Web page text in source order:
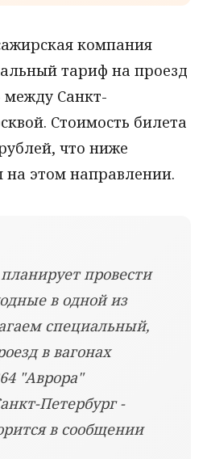
компания
тариф на проезд
между Санкт-
Стоимость билета
что ниже
на этом направлении.
провести
в одной из
специальный,
в вагонах
"Аврора"
Петербург -
в сообщении